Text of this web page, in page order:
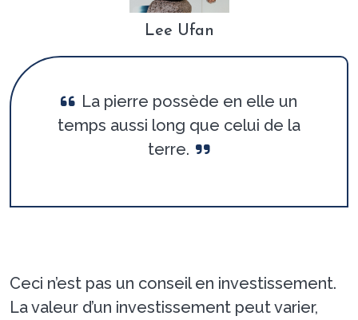
Lee Ufan
La pierre possède en elle un
temps aussi long que celui de la
terre.
Ceci n’est pas un conseil en investissement.
La valeur d’un investissement peut varier,